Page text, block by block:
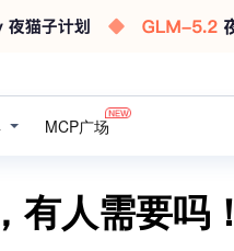
MCP广场
有人需要吗！